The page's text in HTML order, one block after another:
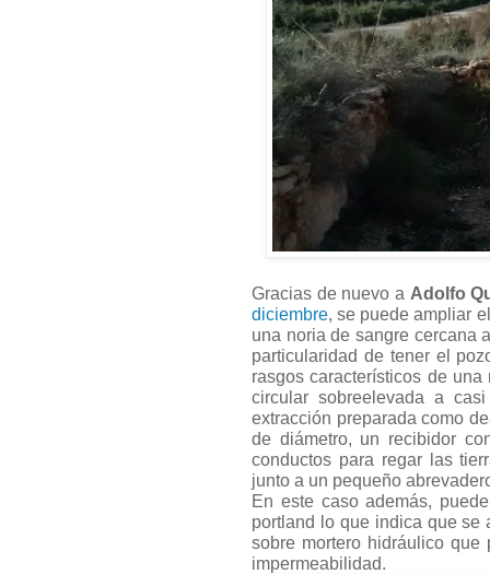
Gracias de nuevo a Adolfo
diciembre, se puede ampliar
una noria de sangre cercana
particularidad de tener el
rasgos característicos de
circular sobreelevada a
extracción preparada como
de diámetro, un recibidor
conductos para regar las
junto a un pequeño
En este caso además,
portland lo que indica que se
sobre mortero hidráulico
impermeabilidad.